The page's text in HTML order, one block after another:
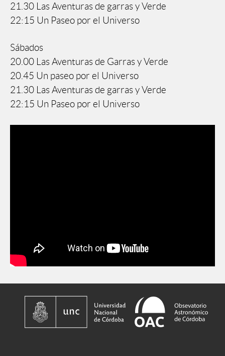
21.30 Las Aventuras de garras y Verde
22:15 Un Paseo por el Universo
Sábados
20.00 Las Aventuras de Garras y Verde
20.45 Un paseo por el Universo
21.30 Las Aventuras de garras y Verde
22:15 Un Paseo por el Universo